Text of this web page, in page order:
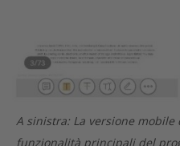
A sinistra: La versione mobile di Foxit ripropone molte delle
funzionalità principali del